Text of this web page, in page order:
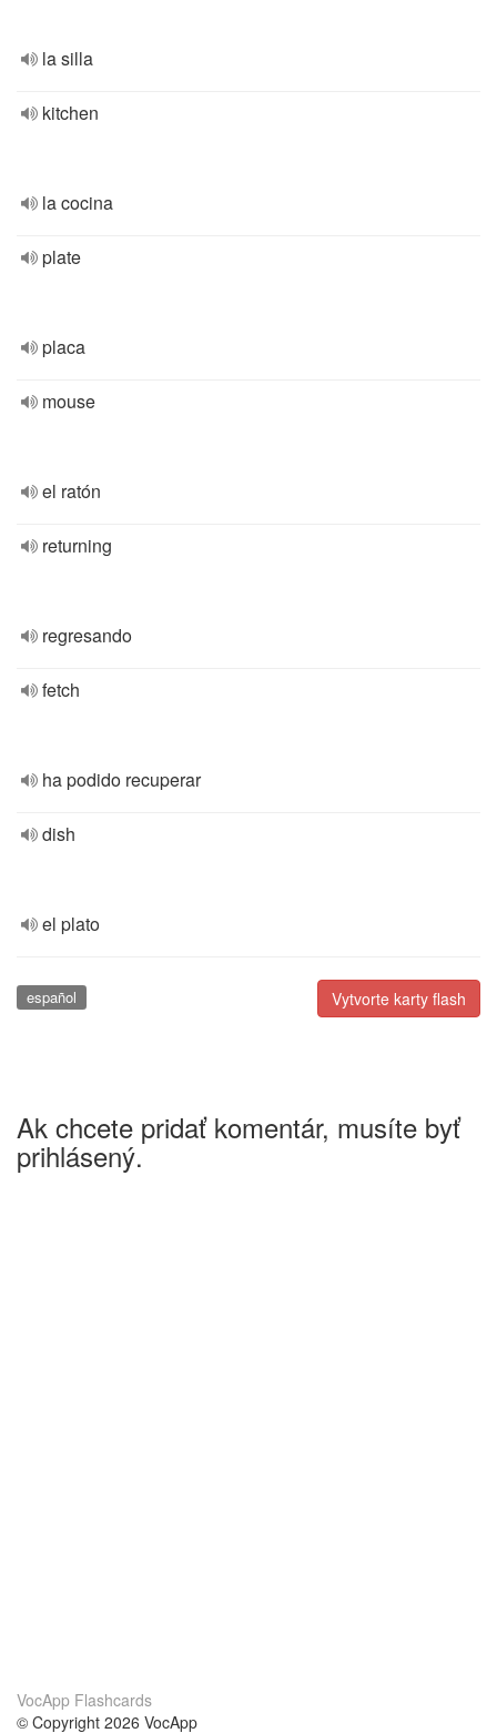
la silla
kitchen
la cocina
plate
placa
mouse
el ratón
returning
regresando
fetch
ha podido recuperar
dish
el plato
Vytvorte karty flash
español
Ak chcete pridať komentár, musíte byť
prihlásený.
VocApp Flashcards
© Copyright 2026 VocApp